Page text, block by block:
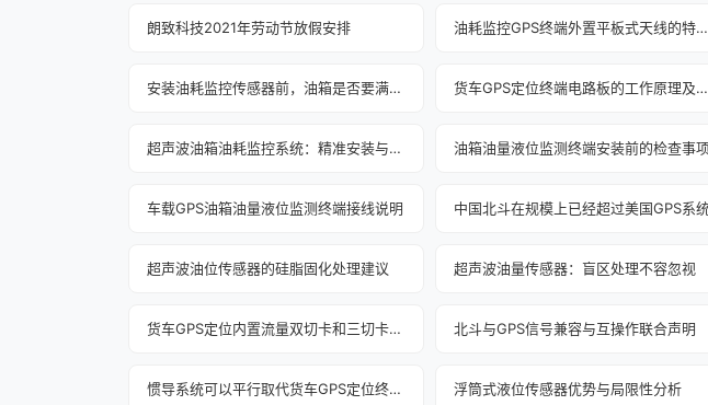
朗致科技2021年劳动节放假安排 油耗监控GPS终端外置平板式天线的特点与原理
安装油耗监控传感器前，油箱是否要满油？ 货车GPS定位终端电路板的工作原理及保养方法
超声波油箱油耗监控系统：精准安装与智能革命 油箱油量液位监测终端安装前的检查事
车载GPS油箱油量液位监测终端接线说明 中国北斗在规模上已经超过美国GPS系
超声波油位传感器的硅脂固化处理建议 超声波油量传感器：盲区处理不容忽视
货车GPS定位内置流量双切卡和三切卡的区别 北斗与GPS信号兼容与互操作联合声明
惯导系统可以平行取代货车GPS定位终端吗？ 浮筒式液位传感器优势与局限性分析